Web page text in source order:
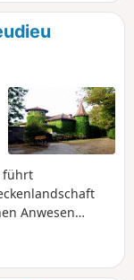
führt
Anwesen
sowie